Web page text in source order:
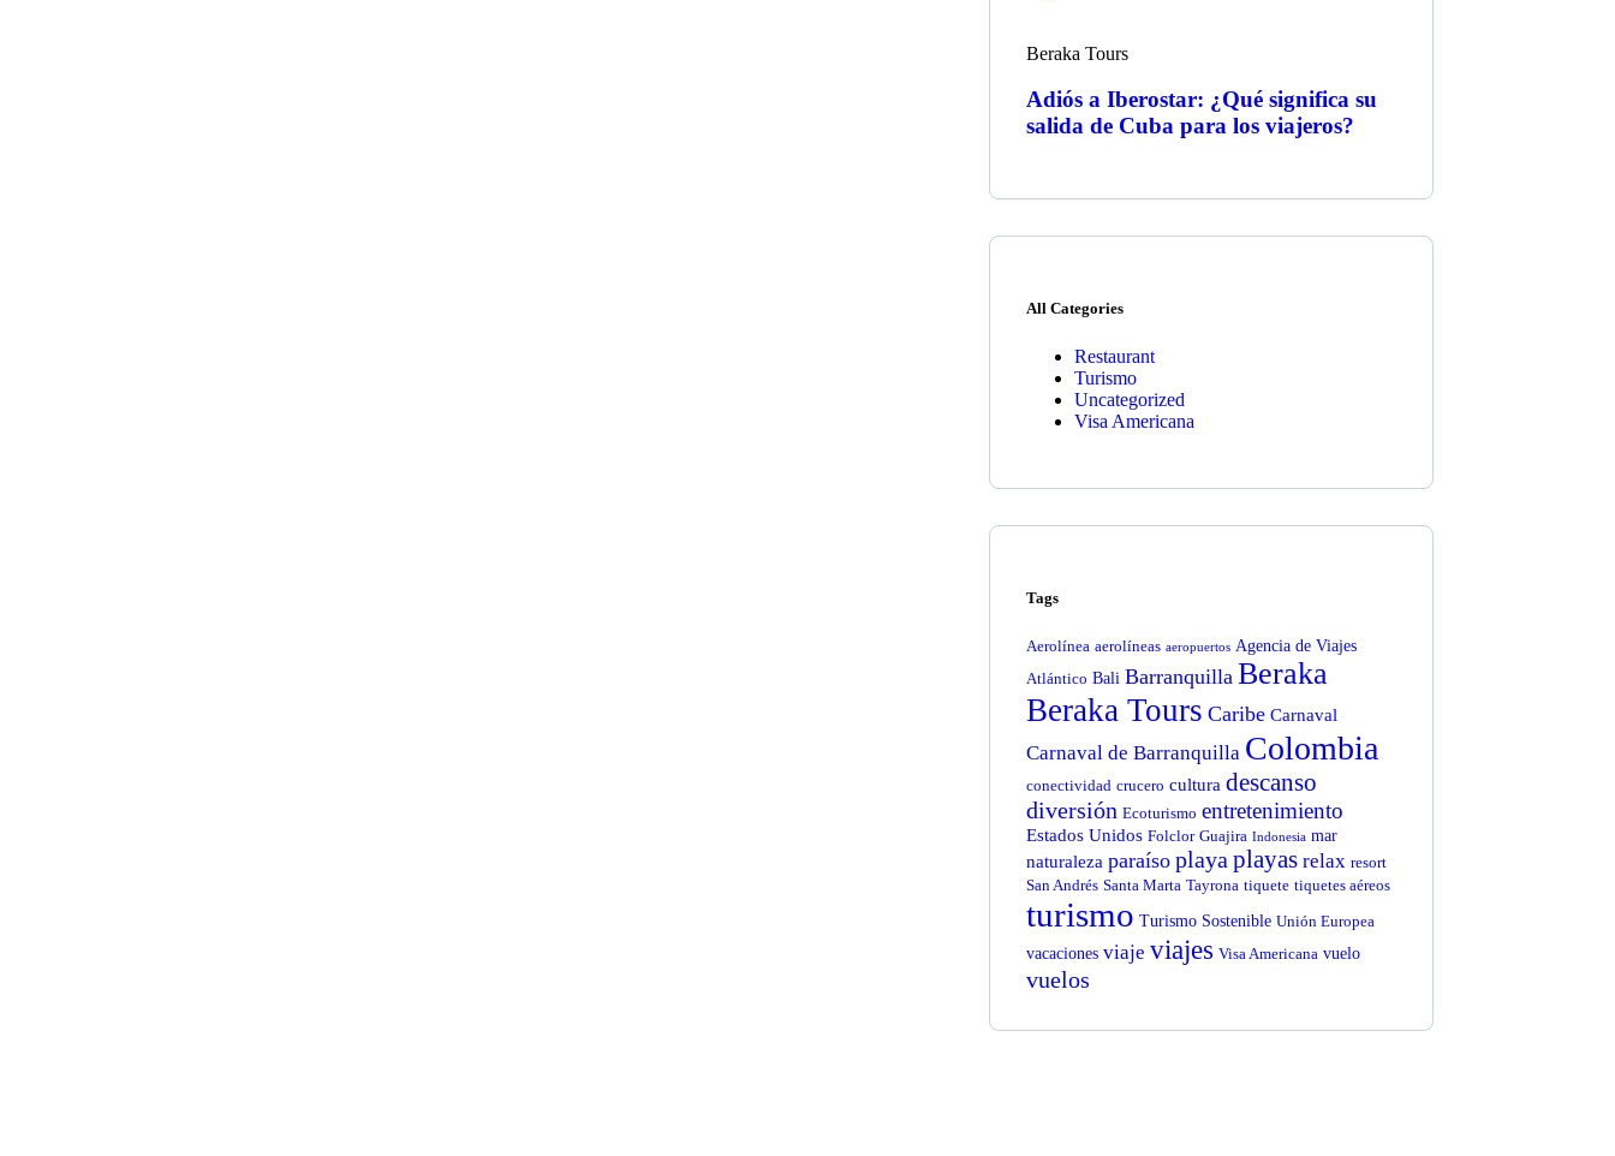
Beraka Tours
Adiós a Iberostar: ¿Qué significa su
salida de Cuba para los viajeros?
All Categories
Restaurant
Turismo
Uncategorized
Visa Americana
Tags
Aerolínea aerolíneas aeropuertos Agencia de Viajes
Atlántico Bali Barranquilla Beraka
Beraka Tours Caribe Carnaval
Carnaval de Barranquilla Colombia
conectividad crucero cultura descanso
diversión Ecoturismo entretenimiento
Estados Unidos Folclor Guajira Indonesia mar
naturaleza paraíso playa playas relax resort
San Andrés Santa Marta Tayrona tiquete tiquetes aéreos
turismo Turismo Sostenible Unión Europea
vacaciones viaje viajes Visa Americana vuelo
vuelos